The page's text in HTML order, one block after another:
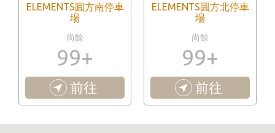
ELEMENTS圓方南停車
場
尚餘
99+
前往
ELEMENTS圓方北停車
場
尚餘
99+
前往